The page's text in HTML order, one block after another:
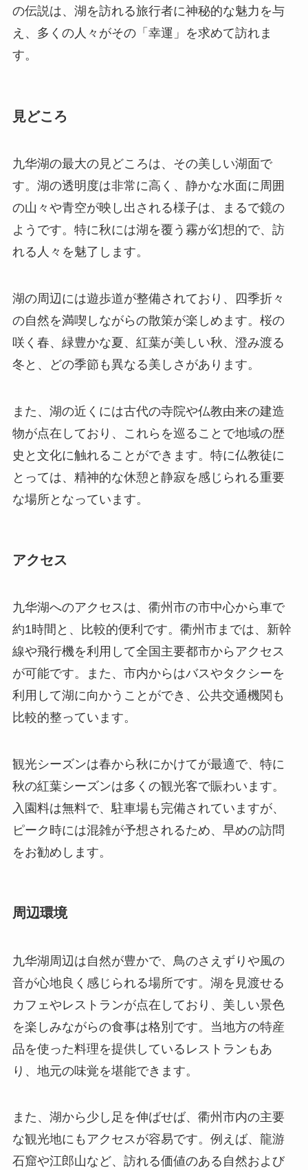
の伝説は、湖を訪れる旅行者に神秘的な魅力を与
え、多くの人々がその「幸運」を求めて訪れま
す。
見どころ
九华湖の最大の見どころは、その美しい湖面で
す。湖の透明度は非常に高く、静かな水面に周囲
の山々や青空が映し出される様子は、まるで鏡の
ようです。特に秋には湖を覆う霧が幻想的で、訪
れる人々を魅了します。
湖の周辺には遊歩道が整備されており、四季折々
の自然を満喫しながらの散策が楽しめます。桜の
咲く春、緑豊かな夏、紅葉が美しい秋、澄み渡る
冬と、どの季節も異なる美しさがあります。
また、湖の近くには古代の寺院や仏教由来の建造
物が点在しており、これらを巡ることで地域の歴
史と文化に触れることができます。特に仏教徒に
とっては、精神的な休憩と静寂を感じられる重要
な場所となっています。
アクセス
九华湖へのアクセスは、衢州市の市中心から車で
約1時間と、比較的便利です。衢州市までは、新幹
線や飛行機を利用して全国主要都市からアクセス
が可能です。また、市内からはバスやタクシーを
利用して湖に向かうことができ、公共交通機関も
比較的整っています。
観光シーズンは春から秋にかけてが最適で、特に
秋の紅葉シーズンは多くの観光客で賑わいます。
入園料は無料で、駐車場も完備されていますが、
ピーク時には混雑が予想されるため、早めの訪問
をお勧めします。
周辺環境
九华湖周辺は自然が豊かで、鳥のさえずりや風の
音が心地良く感じられる場所です。湖を見渡せる
カフェやレストランが点在しており、美しい景色
を楽しみながらの食事は格別です。当地方の特産
品を使った料理を提供しているレストランもあ
り、地元の味覚を堪能できます。
また、湖から少し足を伸ばせば、衢州市内の主要
な観光地にもアクセスが容易です。例えば、龍游
石窟や江郎山など、訪れる価値のある自然および